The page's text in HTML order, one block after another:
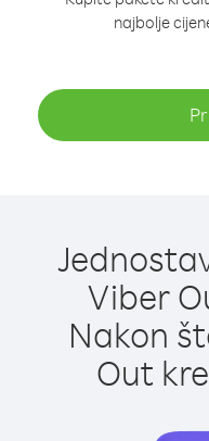
najbolje
Viber
Nakon
Out